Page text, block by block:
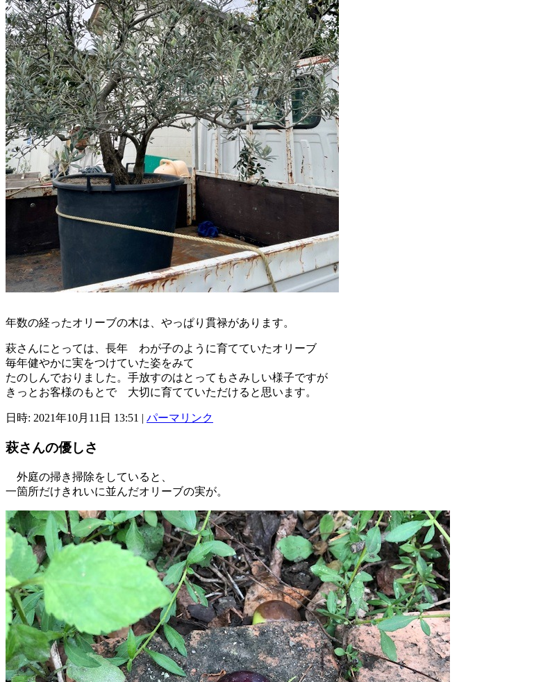
年数の経ったオリーブの木は、やっぱり貫禄があります。
萩さんにとっては、長年 わが子のように育てていたオリーブ
毎年健やかに実をつけていた姿をみて
たのしんでおりました。手放すのはとってもさみしい様子ですが
きっとお客様のもとで 大切に育てていただけると思います。
日時: 2021年10月11日 13:51 | パーマリンク
萩さんの優しさ
外庭の掃き掃除をしていると、
一箇所だけきれいに並んだオリーブの実が。